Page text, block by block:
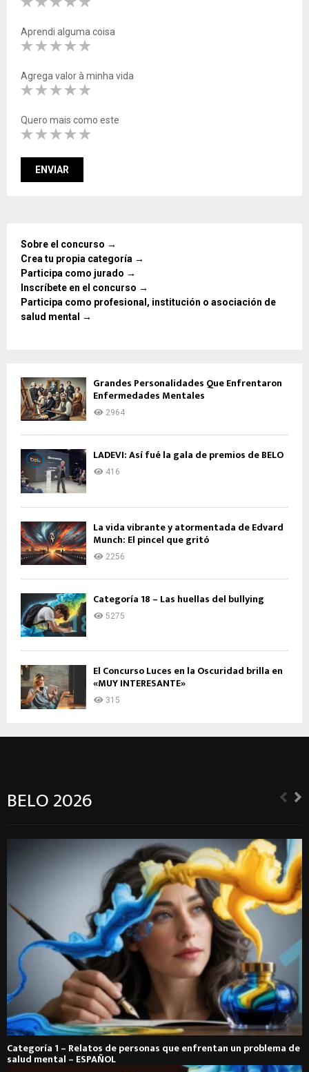
Aprendi alguma coisa
Agrega valor à minha vida
Quero mais como este
Sobre el concurso →
Crea tu propia categoría →
Participa como jurado →
Inscríbete en el concurso →
Participa como profesional, institución o asociación de
salud mental →
Grandes Personalidades Que Enfrentaron
Enfermedades Mentales
2964
LADEVI: Así fué la gala de premios de BELO
416
La vida vibrante y atormentada de Edvard
Munch: El pincel que gritó
2256
Categoría 18 – Las huellas del bullying
5275
El Concurso Luces en la Oscuridad brilla en
«MUY INTERESANTE»
315
BELO 2026
Categoría 1 – Relatos de personas que enfrentan un problema de
salud mental – ESPAÑOL